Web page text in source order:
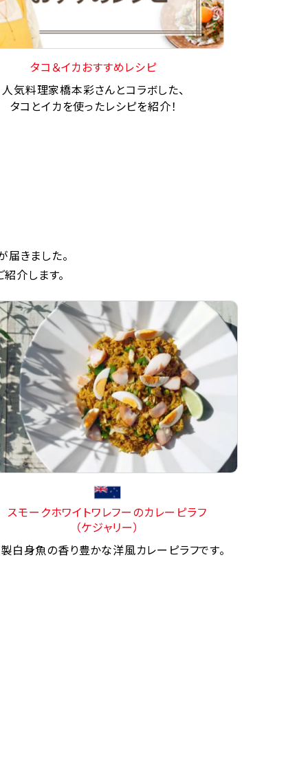
タコ＆イカおすすめレシピ
人気料理家橋本彩さんとコラボした、
タコとイカを使ったレシピを紹介！
きました。
介します。
スモークホワイトワレフーのカレーピラフ
（ケジャリー）
白身魚の香り豊かな洋風カレーピラフです。